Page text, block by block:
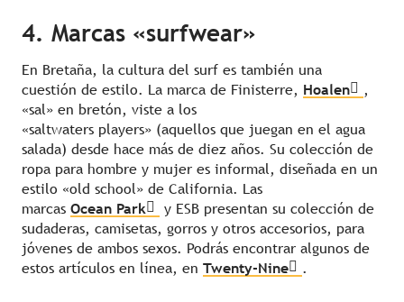
4. Marcas «surfwear»
En Bretaña, la cultura del surf es también una
cuestión de estilo. La marca de Finisterre, Hoalen
,
«sal» en bretón, viste a los
«saltwaters players» (aquellos que juegan en el agua
salada) desde hace más de diez años. Su colección de
ropa para hombre y mujer es informal, diseñada en un
estilo «old school» de California. Las
marcas Ocean Park
y ESB presentan su colección de
sudaderas, camisetas, gorros y otros accesorios, para
jóvenes de ambos sexos. Podrás encontrar algunos de
estos artículos en línea, en Twenty-Nine .